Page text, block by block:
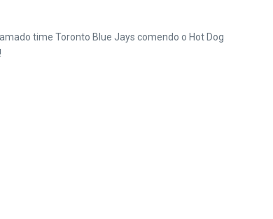
time Toronto Blue Jays comendo o Hot Dog